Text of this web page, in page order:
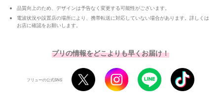
品質向上のため、デザインは予告なく変更する可能性がございます。
電波状況や設置店の場所により、携帯転送に対応していない場合があります。詳しくは
お店に確認をお願いします。
プリの情報をどこよりも早くお届け！
フリューの公式SNS